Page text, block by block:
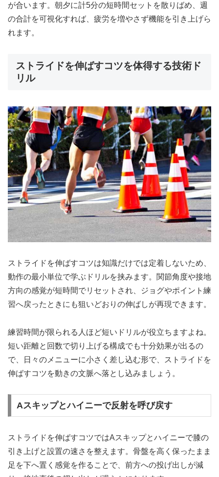
が合います。朝夕に計5分の短時間セットを散りばめ、週
の合計を可視化すれば、疲労を増やさず機能を引き上げら
れます。
ストライドを伸ばすコツを体得する技術ド
リル
ストライドを伸ばすコツは知識だけでは定着しないため、
動作の最小単位で学ぶドリルを挟みます。関節角度や接地
方向の感覚が短時間でリセットされ、ジョグやポイント練
習へ戻ったときにも狙いどおりの伸ばしが再現できます。
練習時間が限られる人ほど短いドリルが役立ちますよね。
短い距離と回数で切り上げる構成でも十分効果が出るの
で、日々のメニューに小さく差し込む形で、ストライドを
伸ばすコツを動きの文脈へ落とし込みましょう。
Aスキップとハイニーで反射を呼び戻す
ストライドを伸ばすコツではAスキップとハイニーで膝の
引き上げと設置の速さを整えます。骨盤を高く保ったまま
足を下へ置く感覚を作ることで、前方への投げ出しが減